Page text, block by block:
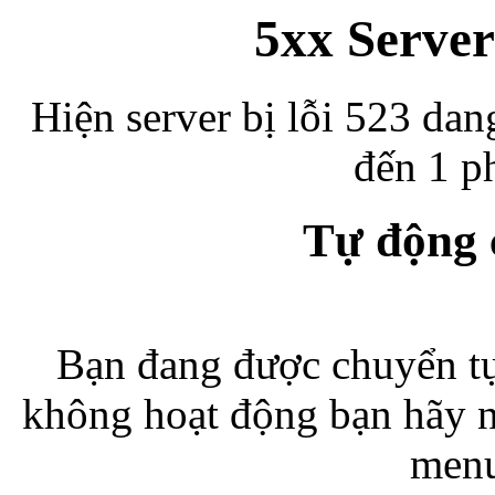
5xx
Hiện server bị lỗi 523
đến 1
Tự động
Bạn đang được chuyển
không hoạt động bạn hãy